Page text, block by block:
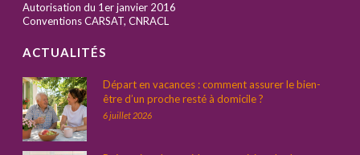
Autorisation du 1er janvier 2016
Conventions CARSAT, CNRACL
ACTUALITÉS
Départ en vacances : comment assurer le bien-
être d’un proche resté à domicile ?
6 juillet 2026